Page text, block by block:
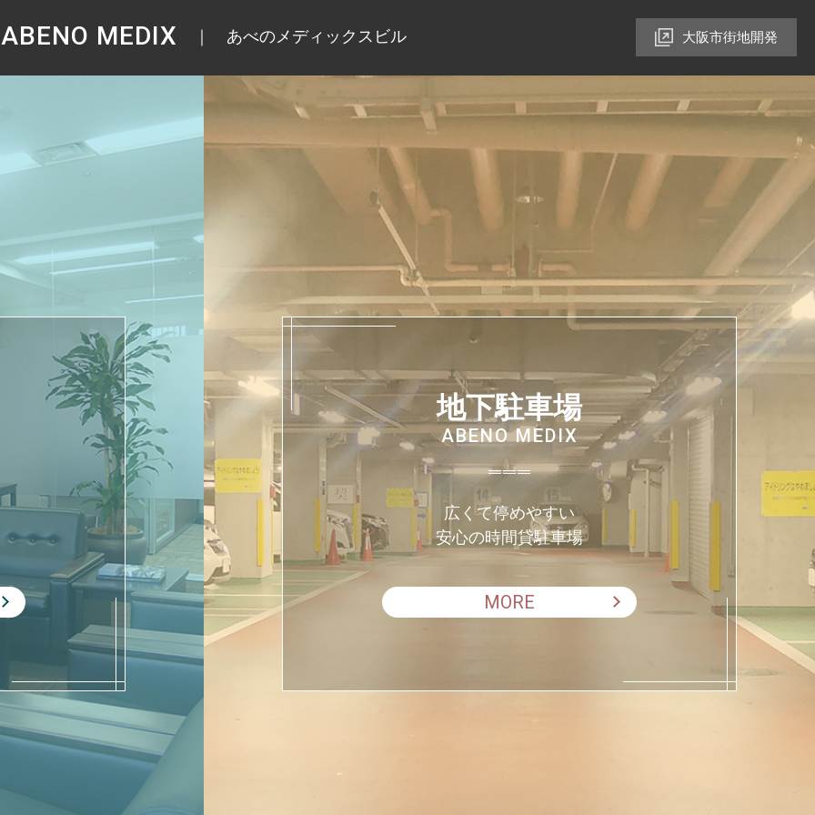
ABENO MEDIX あべのメディックスビル 大阪市街地開発
地下駐車場
ABENO MEDIX
広くて停めやすい
安心の時間貸駐車場
MORE